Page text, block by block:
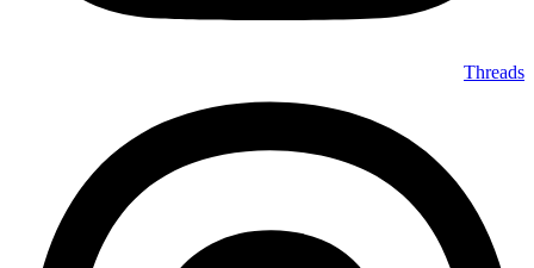
Threads